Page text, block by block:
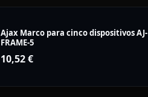
Ajax Marco para cinco dispositivos AJ-
FRAME-5
10,52€